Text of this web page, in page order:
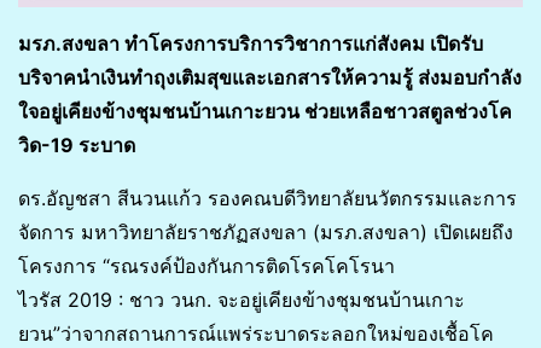
มรภ.สงขลา ทำโครงการบริการวิชาการแก่สังคม เปิดรับ
บริจาคนำเงินทำถุงเติมสุขและเอกสารให้ความรู้ ส่งมอบกำลัง
ใจอยู่เคียงข้างชุมชนบ้านเกาะยวน ช่วยเหลือชาวสตูลช่วงโค
วิด-19 ระบาด
ดร.อัญชสา สีนวนแก้ว รองคณบดีวิทยาลัยนวัตกรรมและการ
จัดการ มหาวิทยาลัยราชภัฏสงขลา (มรภ.สงขลา) เปิดเผยถึง
โครงการ “รณรงค์ป้องกันการติดโรคโคโรนา
ไวรัส 2019 : ชาว วนก. จะอยู่เคียงข้างชุมชนบ้านเกาะ
ยวน”ว่าจากสถานการณ์แพร่ระบาดระลอกใหม่ของเชื้อโค